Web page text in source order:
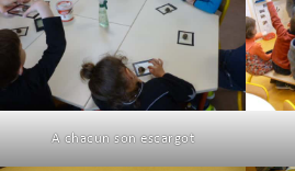
A chacun son escargot